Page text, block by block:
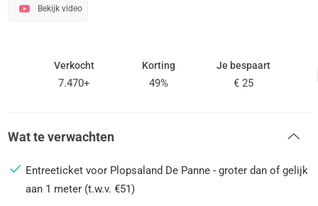
Bekijk video
Verkocht
7.470+
Korting
49%
Je bespaart
€ 25
Wat te verwachten
Entreeticket voor Plopsaland De Panne - groter dan of gelijk
aan 1 meter (t.w.v. €51)